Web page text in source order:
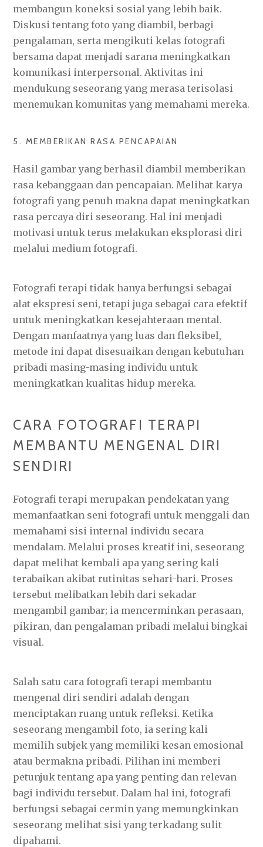
membangun koneksi sosial yang lebih baik.
Diskusi tentang foto yang diambil, berbagi
pengalaman, serta mengikuti kelas fotografi
bersama dapat menjadi sarana meningkatkan
komunikasi interpersonal. Aktivitas ini
mendukung seseorang yang merasa terisolasi
menemukan komunitas yang memahami mereka.
5. MEMBERIKAN RASA PENCAPAIAN
Hasil gambar yang berhasil diambil memberikan
rasa kebanggaan dan pencapaian. Melihat karya
fotografi yang penuh makna dapat meningkatkan
rasa percaya diri seseorang. Hal ini menjadi
motivasi untuk terus melakukan eksplorasi diri
melalui medium fotografi.
Fotografi terapi tidak hanya berfungsi sebagai
alat ekspresi seni, tetapi juga sebagai cara efektif
untuk meningkatkan kesejahteraan mental.
Dengan manfaatnya yang luas dan fleksibel,
metode ini dapat disesuaikan dengan kebutuhan
pribadi masing-masing individu untuk
meningkatkan kualitas hidup mereka.
CARA FOTOGRAFI TERAPI
MEMBANTU MENGENAL DIRI
SENDIRI
Fotografi terapi merupakan pendekatan yang
memanfaatkan seni fotografi untuk menggali dan
memahami sisi internal individu secara
mendalam. Melalui proses kreatif ini, seseorang
dapat melihat kembali apa yang sering kali
terabaikan akibat rutinitas sehari-hari. Proses
tersebut melibatkan lebih dari sekadar
mengambil gambar; ia mencerminkan perasaan,
pikiran, dan pengalaman pribadi melalui bingkai
visual.
Salah satu cara fotografi terapi membantu
mengenal diri sendiri adalah dengan
menciptakan ruang untuk refleksi. Ketika
seseorang mengambil foto, ia sering kali
memilih subjek yang memiliki kesan emosional
atau bermakna pribadi. Pilihan ini memberi
petunjuk tentang apa yang penting dan relevan
bagi individu tersebut. Dalam hal ini, fotografi
berfungsi sebagai cermin yang memungkinkan
seseorang melihat sisi yang terkadang sulit
dipahami.